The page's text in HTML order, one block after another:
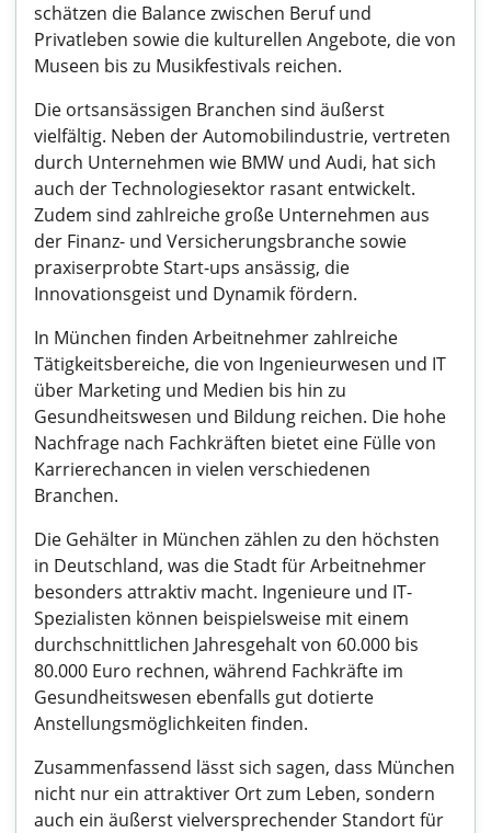
schätzen die Balance zwischen Beruf und
Privatleben sowie die kulturellen Angebote, die von
Museen bis zu Musikfestivals reichen.
Die ortsansässigen Branchen sind äußerst
vielfältig. Neben der Automobilindustrie, vertreten
durch Unternehmen wie BMW und Audi, hat sich
auch der Technologiesektor rasant entwickelt.
Zudem sind zahlreiche große Unternehmen aus
der Finanz- und Versicherungsbranche sowie
praxiserprobte Start-ups ansässig, die
Innovationsgeist und Dynamik fördern.
In München finden Arbeitnehmer zahlreiche
Tätigkeitsbereiche, die von Ingenieurwesen und IT
über Marketing und Medien bis hin zu
Gesundheitswesen und Bildung reichen. Die hohe
Nachfrage nach Fachkräften bietet eine Fülle von
Karrierechancen in vielen verschiedenen
Branchen.
Die Gehälter in München zählen zu den höchsten
in Deutschland, was die Stadt für Arbeitnehmer
besonders attraktiv macht. Ingenieure und IT-
Spezialisten können beispielsweise mit einem
durchschnittlichen Jahresgehalt von 60.000 bis
80.000 Euro rechnen, während Fachkräfte im
Gesundheitswesen ebenfalls gut dotierte
Anstellungsmöglichkeiten finden.
Zusammenfassend lässt sich sagen, dass München
nicht nur ein attraktiver Ort zum Leben, sondern
auch ein äußerst vielversprechender Standort für